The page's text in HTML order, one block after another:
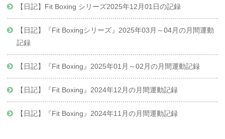
【日記】Fit Boxing シリーズ2025年12月01日の記録
【日記】『Fit Boxingシリーズ』2025年03月～04月の月間運動
記録
【日記】『Fit Boxing』2025年01月～02月の月間運動記録
【日記】『Fit Boxing』2024年12月の月間運動記録
【日記】『Fit Boxing』2024年11月の月間運動記録